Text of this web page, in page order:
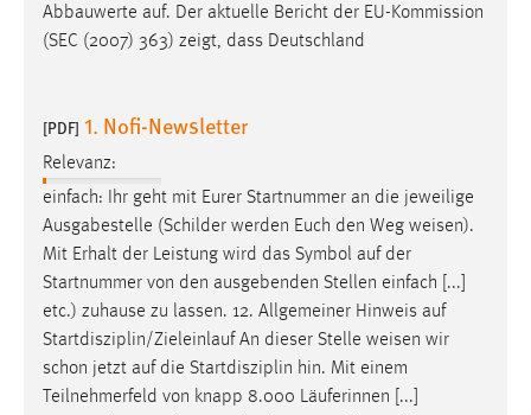
Abbauwerte auf. Der aktuelle Bericht der EU-Kommission
(SEC (2007) 363) zeigt, dass Deutschland
[PDF] 1. Nofi-Newsletter
Relevanz:
einfach: Ihr geht mit Eurer Startnummer an die jeweilige
Ausgabestelle (Schilder werden Euch den Weg weisen).
Mit Erhalt der Leistung wird das Symbol auf der
Startnummer von den ausgebenden Stellen einfach [...]
etc.) zuhause zu lassen. 12. Allgemeiner Hinweis auf
Startdisziplin/Zieleinlauf An dieser Stelle weisen wir
schon jetzt auf die Startdisziplin hin. Mit einem
Teilnehmerfeld von knapp 8.000 Läuferinnen [...]
Sie tun dies, indem sie Besucher über Websites
hinweg verfolgen.
_gcl_au
Anbieter:
Google Ireland Limited
Zweck:
Conversion-Tracking
Cookie Laufzeit:
3 Monate